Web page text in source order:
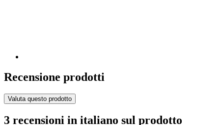
Recensione prodotti
Valuta questo prodotto
3 recensioni in italiano sul prodotto